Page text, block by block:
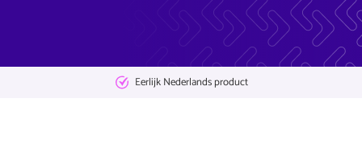
Eerlijk Nederlands product